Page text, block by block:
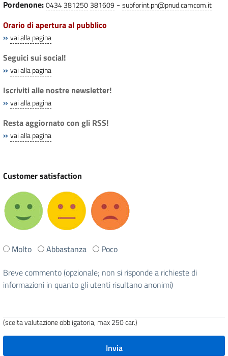
Pordenone:0434 381250 381609 - subforint.pn@pnud.camcom.it
Orario di apertura al pubblico
» vai alla pagina
Seguici sui social!
» vai alla pagina
Iscriviti alle nostre newsletter!
» vai alla pagina
Resta aggiornato con gli RSS!
» vai alla pagina
Customer satisfaction
Ti
stata
utile
Molto Abbastanza
Poco
Breve commento (opzionale; non si risponde a richieste di
informazioni in quanto gli utenti risultano anonimi)
(scelta valutazione obbligatoria, max 250 car.)